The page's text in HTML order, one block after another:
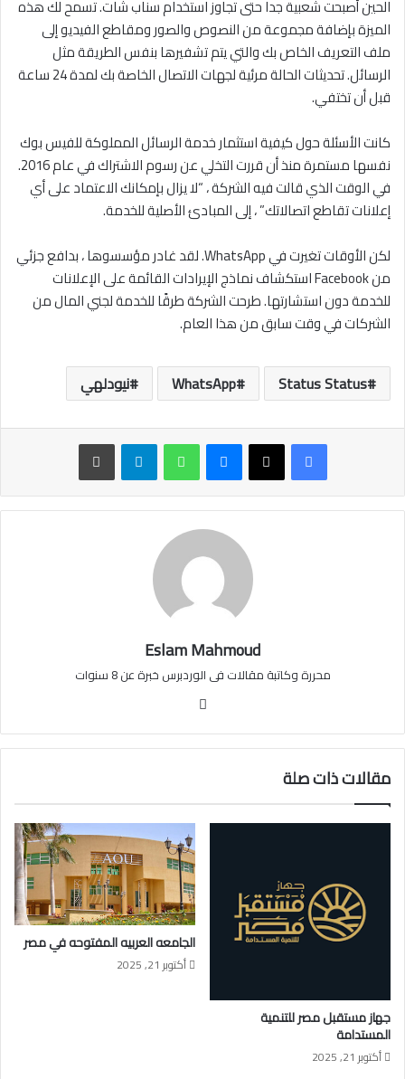
الحين أصبحت شعبية جدا حتى تجاوز استخدام سناب شات. تسمح لك هذه
الميزة بإضافة مجموعة من النصوص والصور ومقاطع الفيديو إلى
ملف التعريف الخاص بك والتي يتم تشفيرها بنفس الطريقة مثل
الرسائل. تحديثات الحالة مرئية لجهات الاتصال الخاصة بك لمدة 24 ساعة
قبل أن تختفي.
كانت الأسئلة حول كيفية استثمار خدمة الرسائل المملوكة للفيس بوك
نفسها مستمرة منذ أن قررت التخلي عن رسوم الاشتراك في عام 2016.
في الوقت الذي قالت فيه الشركة ، “لا يزال بإمكانك الاعتماد على أي
إعلانات تقاطع اتصالاتك” ، إلى المبادئ الأصلية للخدمة.
لكن الأوقات تغيرت في WhatsApp. لقد غادر مؤسسوها ، بدافع جزئي
من Facebook استكشاف نماذج الإيرادات القائمة على الإعلانات
للخدمة دون استشارتها. طرحت الشركة طرقًا للخدمة لجني المال من
الشركات في وقت سابق من هذا العام.
Status Status
WhatsApp نيودلهي
ماسنجر واتساب تيلقرام
Eslam Mahmoud
محررة وكاتبة مقالات فى الوردبرس خبرة عن 8 سنوات
مقالات ذات صلة
جهاز مستقبل مصر للتنمية
المستدامة
أكتوبر 21, 2025
الجامعه العربيه المفتوحه في مصر
أكتوبر 21, 2025